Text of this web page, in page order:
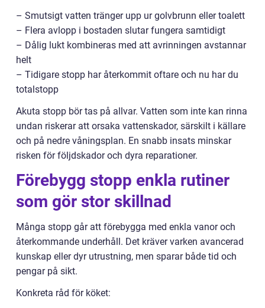
– Smutsigt vatten tränger upp ur golvbrunn eller toalett
– Flera avlopp i bostaden slutar fungera samtidigt
– Dålig lukt kombineras med att avrinningen avstannar
helt
– Tidigare stopp har återkommit oftare och nu har du
totalstopp
Akuta stopp bör tas på allvar. Vatten som inte kan rinna
undan riskerar att orsaka vattenskador, särskilt i källare
och på nedre våningsplan. En snabb insats minskar
risken för följdskador och dyra reparationer.
Förebygg stopp enkla rutiner
som gör stor skillnad
Många stopp går att förebygga med enkla vanor och
återkommande underhåll. Det kräver varken avancerad
kunskap eller dyr utrustning, men sparar både tid och
pengar på sikt.
Konkreta råd för köket: